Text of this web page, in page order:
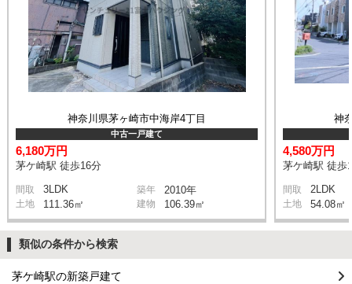
神奈川県茅ヶ崎市中海岸4丁目
中古一戸建て
6,180万円
茅ケ崎駅 徒歩16分
間取 3LDK 築年 2010年
土地 111.36㎡ 建物 106.39㎡
神
4,580万円
茅ケ崎駅 徒歩
間取 2LDK
土地 54.08㎡
類似の条件から検索
茅ケ崎駅の新築戸建て